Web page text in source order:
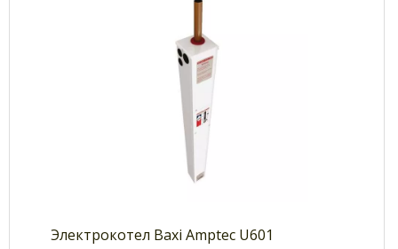
Электрокотел Baxi Amptec U601